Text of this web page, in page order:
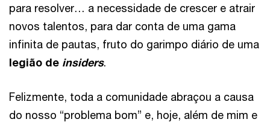
para resolver… a necessidade de crescer e atrair
novos talentos, para dar conta de uma gama
infinita de pautas, fruto do garimpo diário de uma
legião de insiders.
Felizmente, toda a comunidade abraçou a causa
do nosso “problema bom” e, hoje, além de mim e